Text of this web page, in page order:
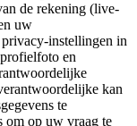
de rekening (live-
uw
instellingen in
en
kan
te
om op uw vraag te